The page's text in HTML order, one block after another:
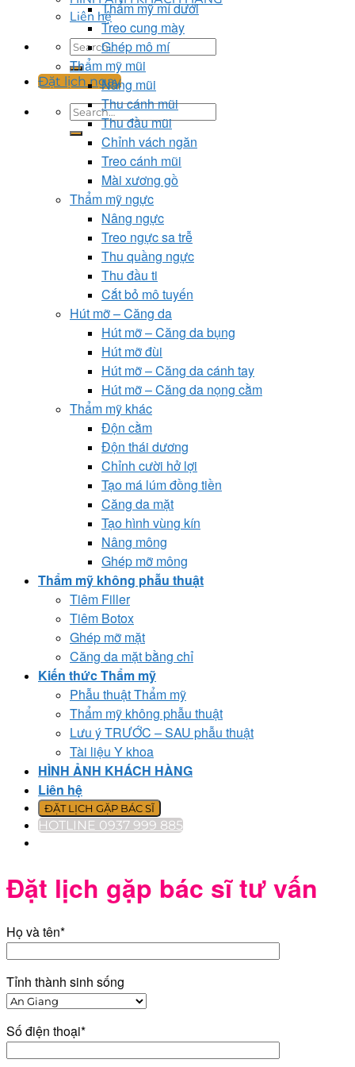
Liên hệ
Đặt lịch ngay
Thẩm mỹ mí dưới
Treo cung mày
Ghép mô mí
Thẩm mỹ mũi
Nâng mũi
Thu cánh mũi
Thu đầu mũi
Chỉnh vách ngăn
Treo cánh mũi
Mài xương gồ
Thẩm mỹ ngực
Nâng ngực
Treo ngực sa trễ
Thu quầng ngực
Thu đầu ti
Cắt bỏ mô tuyến
Hút mỡ – Căng da
Hút mỡ – Căng da bụng
Hút mỡ đùi
Hút mỡ – Căng da cánh tay
Hút mỡ – Căng da nọng cằm
Thẩm mỹ khác
Độn cằm
Độn thái dương
Chỉnh cười hở lợi
Tạo má lúm đồng tiền
Căng da mặt
Tạo hình vùng kín
Nâng mông
Ghép mỡ mông
Thẩm mỹ không phẫu thuật
Tiêm Filler
Tiêm Botox
Ghép mỡ mặt
Căng da mặt bằng chỉ
Kiến thức Thẩm mỹ
Phẫu thuật Thẩm mỹ
Thẩm mỹ không phẫu thuật
Lưu ý TRƯỚC – SAU phẫu thuật
Tài liệu Y khoa
HÌNH ẢNH KHÁCH HÀNG
Liên hệ
ĐẶT LỊCH GẶP BÁC SĨ
HOTLINE 0937 999 885
Đặt lịch gặp bác sĩ tư vấn
Họ và tên*
Tỉnh thành sinh sống
Số điện thoại*